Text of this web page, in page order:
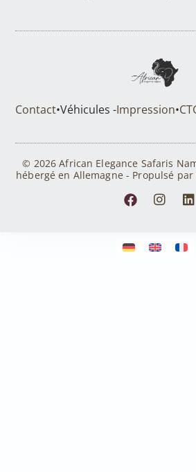
Contact•Véhicules -Impression•
© 2026 African Elegance Safaris
hébergé en Allemagne - Propulsé